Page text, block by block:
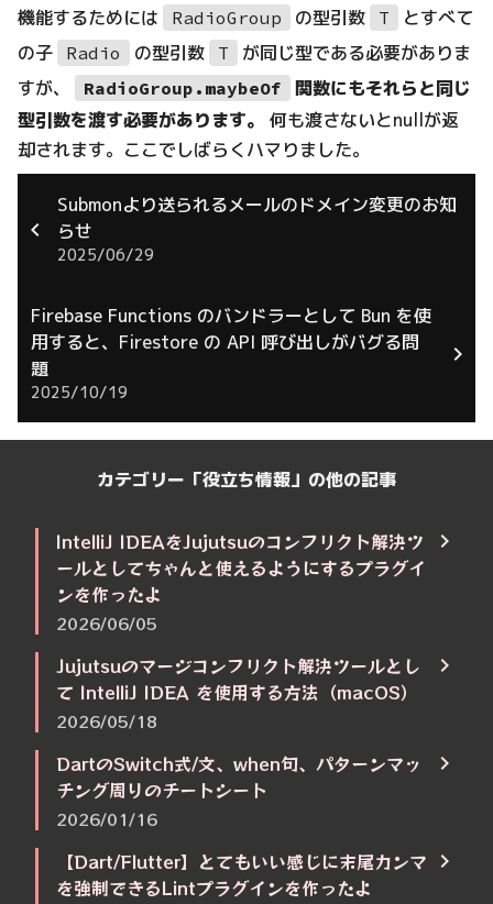
機能するためには
RadioGroup の型引数 T
とすべて
の子
Radio の型引数 T
が同じ型である必要がありま
すが、
RadioGroup.maybeOf
関数にもそれらと同じ
型引数を渡す必要があります。
何も渡さないとnullが返
却されます。ここでしばらくハマりました。
Submonより送られるメールのドメイン変更のお知
らせ
2025/06/29
Firebase Functions のバンドラーとして Bun を使
用すると、Firestore の API 呼び出しがバグる問
題
2025/10/19
カテゴリー「役立ち情報」の他の記事
IntelliJ IDEAをJujutsuのコンフリクト解決ツ
ールとしてちゃんと使えるようにするプラグイ
ンを作ったよ
2026/06/05
Jujutsuのマージコンフリクト解決ツールとし
て IntelliJ IDEA を使用する方法（macOS）
2026/05/18
DartのSwitch式/文、when句、パターンマッ
チング周りのチートシート
2026/01/16
【Dart/Flutter】とてもいい感じに末尾カンマ
を強制できるLintプラグインを作ったよ